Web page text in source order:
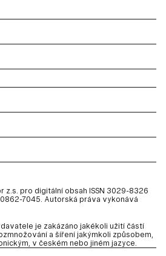
pro digitální obsah ISSN 3029-8326
7045. Autorská práva vykonává
je zakázáno jakékoli užití částí
a šíření jakýmkoli způsobem,
v českém nebo jiném jazyce.